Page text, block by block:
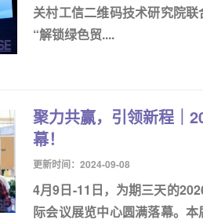
关村工信二维码技术研究院
“解锁绿色贸....
聚力共赢，引领新程｜
幕！
更新时间：2024-09-08
4月9日-11日，为期三天的
际会议展览中心圆满落幕。